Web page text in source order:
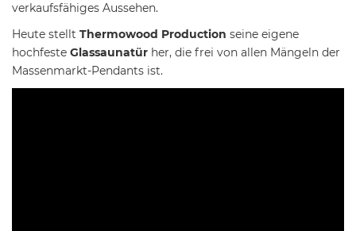
verkaufsfähiges Aussehen.
Heute stellt Thermowood Production seine eigene
hochfeste Glassaunatür her, die frei von allen Mängeln der
Massenmarkt-Pendants ist.